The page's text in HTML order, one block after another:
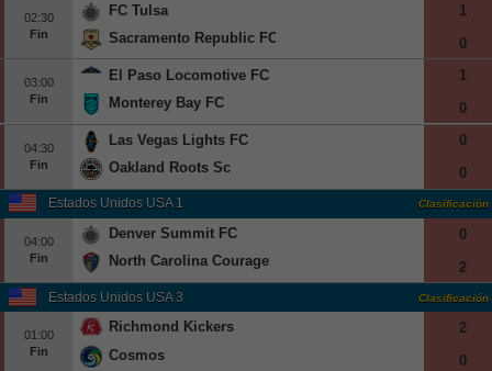
02:30
Fin
FC Tulsa
Sacramento Republic FC
1
0
03:00
Fin
El Paso Locomotive FC
Monterey Bay FC
1
0
04:30
Fin
Las Vegas Lights FC
Oakland Roots Sc
0
0
Estados Unidos USA 1 Clasificación
04:00
Fin
Denver Summit FC
North Carolina Courage
0
2
Estados Unidos USA 3 Clasificación
01:00
Fin
Richmond Kickers
Cosmos
2
0